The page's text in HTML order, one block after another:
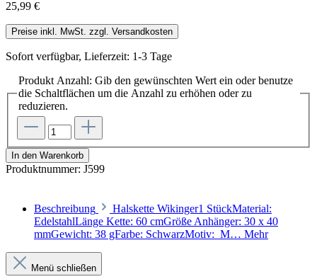
25,99 €
Preise inkl. MwSt. zzgl. Versandkosten
Sofort verfügbar, Lieferzeit: 1-3 Tage
Produkt Anzahl: Gib den gewünschten Wert ein oder benutze
die Schaltflächen um die Anzahl zu erhöhen oder zu
reduzieren.
In den Warenkorb
Produktnummer: J599
Beschreibung
Halskette Wikinger1 StückMaterial:
EdelstahlLänge Kette: 60 cmGröße Anhänger: 30 x 40
mmGewicht: 38 gFarbe: SchwarzMotiv: M… Mehr
Menü schließen